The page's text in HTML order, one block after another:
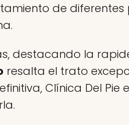
de
destacando la
resalta el trato
Clínica Del